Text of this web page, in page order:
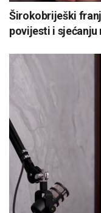
Širokobriješki
povijesti i sjećanju